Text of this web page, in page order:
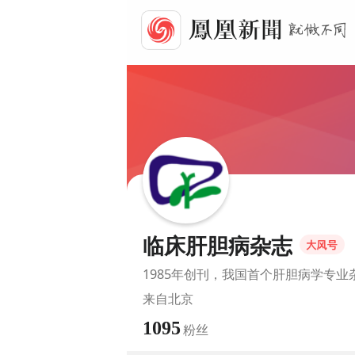
临床肝胆病杂志
1985年创刊，我国首个肝胆病学专业
来自北京
1095粉丝